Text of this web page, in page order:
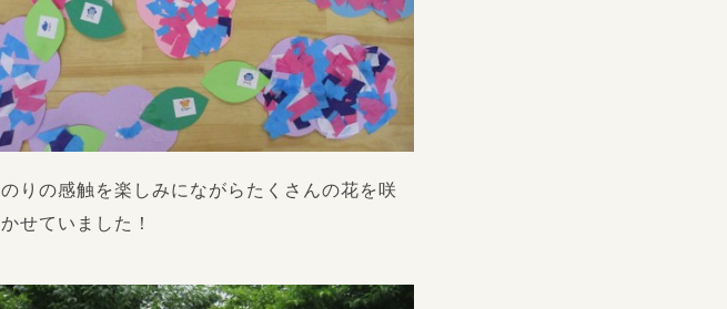
のりの感触を楽しみにながらたくさんの花を咲
かせていました！